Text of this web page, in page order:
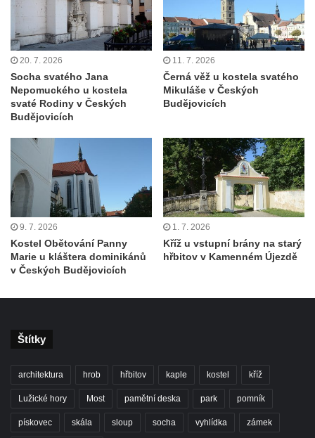
Kostel svatých Petra a Pavla v Mimoni
Kaple na návsi v Radosticích
Kaple na návsi v Borči
Výklenková kaple nad studánkou v Režném
Újezdě
Kaple v Režném Újezdě
Kaple v Bílince
Kostel Čtrnácti svatých pomocníků v
Mělníku
Kaple v areálu kostela svaté Ludmily v
Mělníku
Kostel svaté Ludmily v Mělníku
Evangelický kostel v Mělníku
20. 7. 2026
Socha svatého Jana
Nepomuckého u kostela
svaté Rodiny v Českých
Budějovicích
11. 7. 2026
Černá věž u kostela svatého
Mikuláše v Českých
Budějovicích
9. 7. 2026
Kostel Obětování Panny
Marie u kláštera dominikánů
v Českých Budějovicích
1. 7. 2026
Kříž u vstupní brány na starý
hřbitov v Kamenném Újezdě
Štítky
architektura hrob hřbitov kaple kostel kříž
Lužické hory Most pamětní deska park pomník
pískovec skála sloup socha vyhlídka zámek